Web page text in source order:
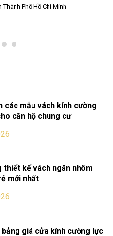
Phố Hồ Chi Minh
các mẫu vách kính cường
căn hộ chung cư
thiết kế vách ngăn nhôm
mới nhất
bảng giá cửa kính cường lực